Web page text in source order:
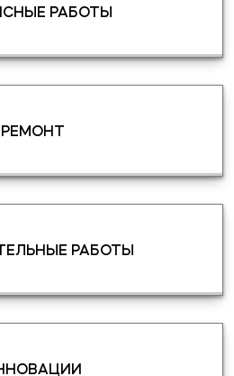
РАБОТЫ
РЕМОНТ
РАБОТЫ